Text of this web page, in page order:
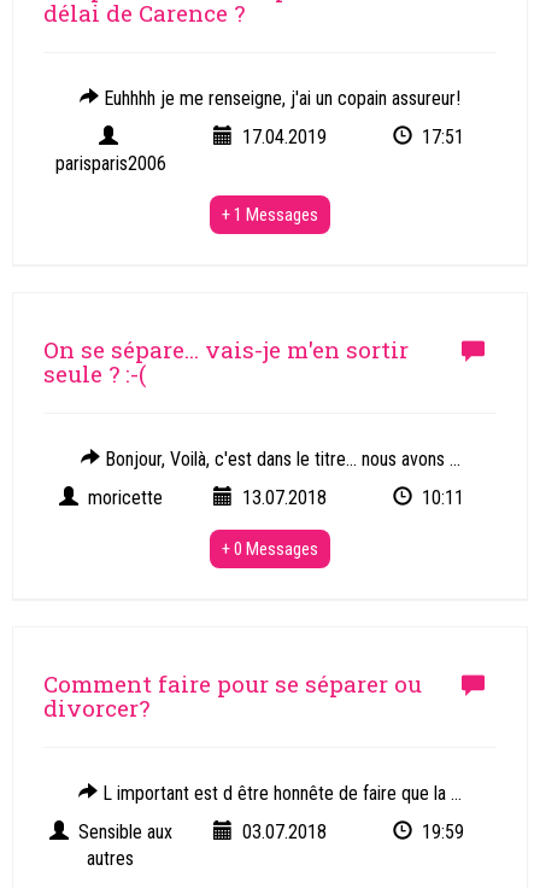
délai de Carence ?
Euhhhh je me renseigne, j'ai un copain assureur!
parisparis2006
17.04.2019 17:51
+ 1 Messages
On se sépare... vais-je m'en sortir
seule ? :-(
Bonjour, Voilà, c'est dans le titre... nous avons ...
moricette
13.07.2018 10:11
+ 0 Messages
Comment faire pour se séparer ou
divorcer?
L important est d être honnête de faire que la ...
Sensible aux
autres
03.07.2018 19:59